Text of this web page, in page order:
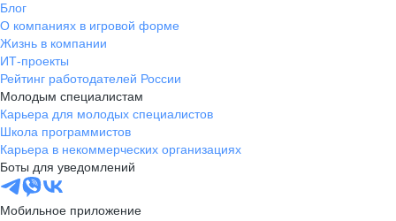
Блог
О компаниях в игровой форме
Жизнь в компании
ИТ-проекты
Рейтинг работодателей России
Молодым специалистам
Карьера для молодых специалистов
Школа программистов
Карьера в некоммерческих организациях
Боты для уведомлений
Мобильное приложение